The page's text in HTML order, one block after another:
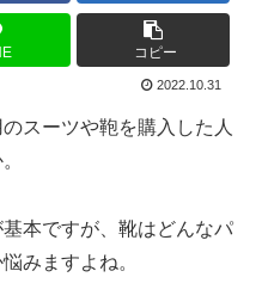
コピー
2022.10.31
スーツや鞄を購入した人
本ですが、靴はどんなパ
みますよね。